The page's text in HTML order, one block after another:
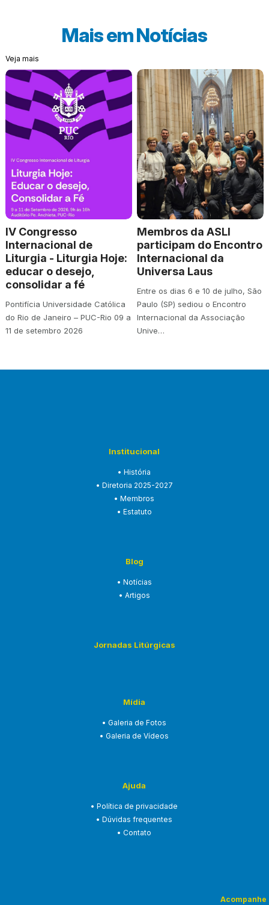
Mais emNotícias
Veja mais
IV Congresso
Internacional de
Liturgia - Liturgia Hoje:
educar o desejo,
consolidar a fé
Pontifícia Universidade Católica
do Rio de Janeiro – PUC-Rio 09 a
11 de setembro 2026
Membros da ASLI
participam do Encontro
Internacional da
Universa Laus
Entre os dias 6 e 10 de julho, São
Paulo (SP) sediou o Encontro
Internacional da Associação
Unive…
Institucional
• História
• Diretoria 2025-2027
• Membros
• Estatuto
Blog
• Notícias
• Artigos
Jornadas Litúrgicas
Mídia
• Galeria de Fotos
• Galeria de Vídeos
Ajuda
• Política de privacidade
• Dúvidas frequentes
• Contato
Acompanhe